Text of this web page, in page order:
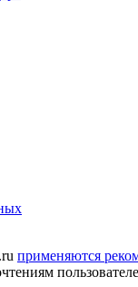
применяются